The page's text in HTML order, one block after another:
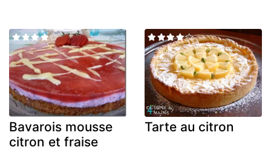
Bavarois mousse
citron et fraise
Tarte au citron